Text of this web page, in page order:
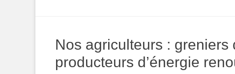
Nos agriculteurs :
producteurs d’énergie